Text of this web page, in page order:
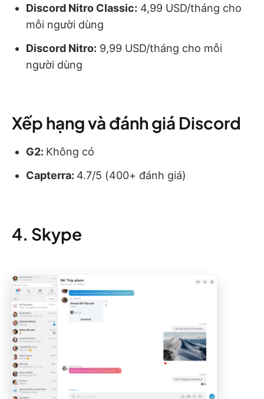
Discord Nitro Classic: 4,99 USD/tháng cho
mỗi người dùng
Discord Nitro: 9,99 USD/tháng cho mỗi
người dùng
Xếp hạng và đánh giá Discord
G2: Không có
Capterra: 4.7/5 (400+ đánh giá)
4. Skype